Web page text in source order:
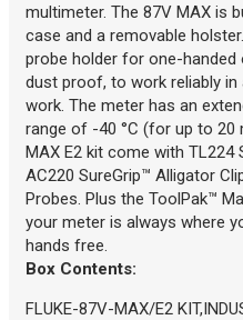
multimeter. The 87V MAX is
case and a removable
probe holder for one-handed
dust proof, to work reliably
work. The meter has an
range of -40 °C (for up to 20
MAX E2 kit come with TL224
AC220 SureGrip™ Alligator
Probes. Plus the ToolPak™
your meter is always where
hands free.
Box Contents:
FLUKE-87V-MAX/E2